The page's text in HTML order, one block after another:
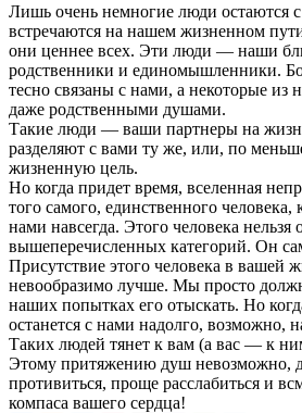
Лишь очень немногие люди остаются
встречаются на нашем жизненном
они ценнее всех. Эти люди — наши
родственники и единомышленники.
тесно связаны с нами, а некоторые из
даже родственными душами.
Такие люди — ваши партнеры на
разделяют с вами ту же, или, по
жизненную цель.
Но когда придет время, вселенная
того самого, единственного человека,
нами навсегда. Этого человека нельзя
вышеперечисленных категорий. Он
Присутствие этого человека в вашей
невообразимо лучше. Мы просто
наших попытках его отыскать. Но
останется с нами надолго, возможно,
Таких людей тянет к вам (а вас — к
Этому притяжению душ невозможно,
противиться, проще расслабиться и
компаса вашего сердца!